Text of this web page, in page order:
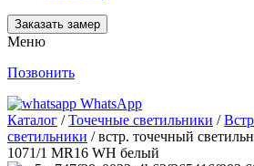
Заказать замер
Меню
Позвонить
WhatsApp
Каталог /Точечные светильники /
светильники / встр. точечный
1071/1 MR16 WH белый